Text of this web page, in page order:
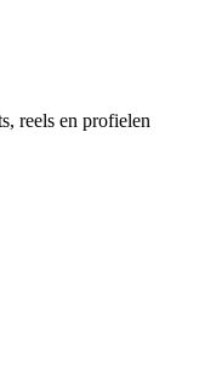
reels en profielen